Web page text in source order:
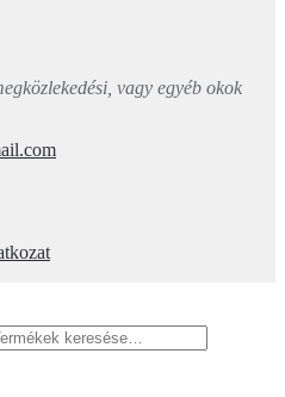
vagy egyéb okok